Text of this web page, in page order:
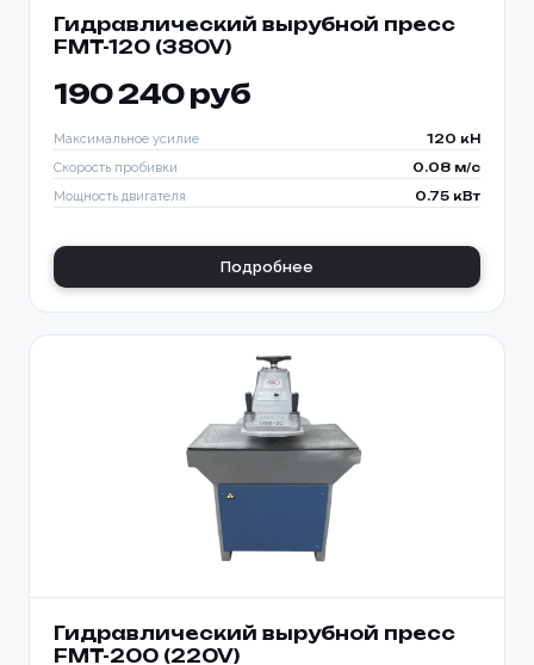
Гидравлический вырубной пресс
FMT-120 (380V)
190 240 руб
Максимальное усилие 120 кН
Скорость пробивки 0.08 м/с
Мощность двигателя 0.75 кВт
Подробнее
Гидравлический вырубной пресс
FMT-200 (220V)